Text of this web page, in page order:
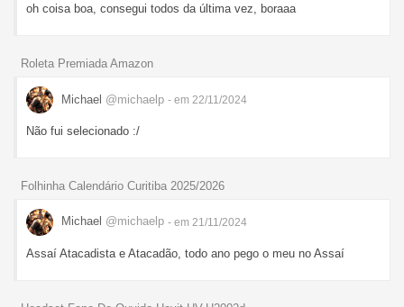
oh coisa boa, consegui todos da última vez, boraaa
Roleta Premiada Amazon
Michael @michaelp - em 22/11/2024
Não fui selecionado :/
Folhinha Calendário Curitiba 2025/2026
Michael @michaelp - em 21/11/2024
Assaí Atacadista e Atacadão, todo ano pego o meu no Assaí